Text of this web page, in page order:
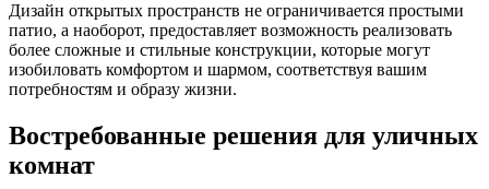
Дизайн открытых пространств не ограничивается простыми
патио, а наоборот, предоставляет возможность реализовать
более сложные и стильные конструкции, которые могут
изобиловать комфортом и шармом, соответствуя вашим
потребностям и образу жизни.
Востребованные решения для уличных
комнат